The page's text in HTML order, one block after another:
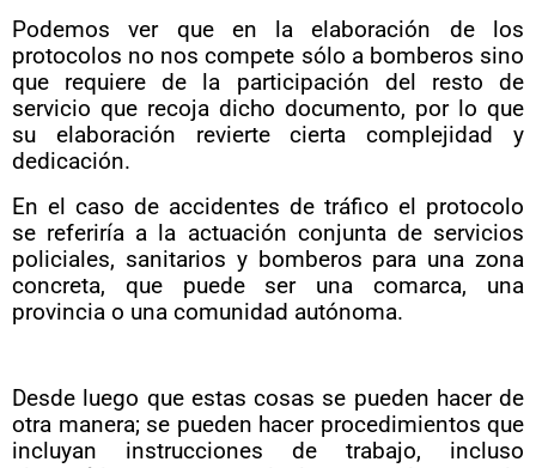
Podemos ver que en la elaboración de los
protocolos no nos compete sólo a bomberos sino
que requiere de la participación del resto de
servicio que recoja dicho documento, por lo que
su elaboración revierte cierta complejidad y
dedicación.
En el caso de accidentes de tráfico el protocolo
se referiría a la actuación conjunta de servicios
policiales, sanitarios y bomberos para una zona
concreta, que puede ser una comarca, una
provincia o una comunidad autónoma.
Desde luego que estas cosas se pueden hacer de
otra manera; se pueden hacer procedimientos que
incluyan instrucciones de trabajo, incluso